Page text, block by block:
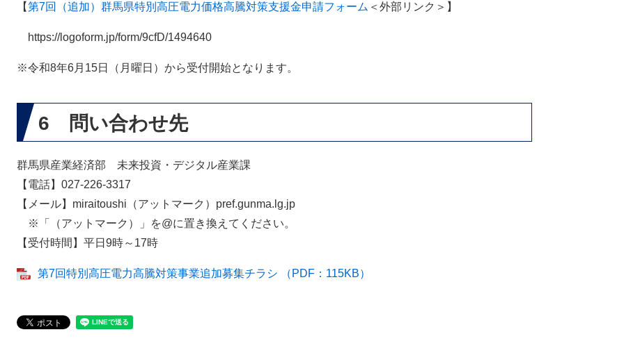
【第7回（追加）群馬県特別高圧電力価格高騰対策支援金申請フォーム ＜外部リンク＞ 】
https://logoform.jp/form/9cfD/1494640
※令和8年6月15日（月曜日）から受付開始となります。
6 問い合わせ先
群馬県産業経済部 未来投資・デジタル産業課
【電話】027-226-3317
【メール】miraitoushi（アットマーク）pref.gunma.lg.jp
※「（アットマーク）」を@に置き換えてください。
【受付時間】平日9時～17時
第7回特別高圧電力高騰対策事業追加募集チラシ （PDF：115KB）